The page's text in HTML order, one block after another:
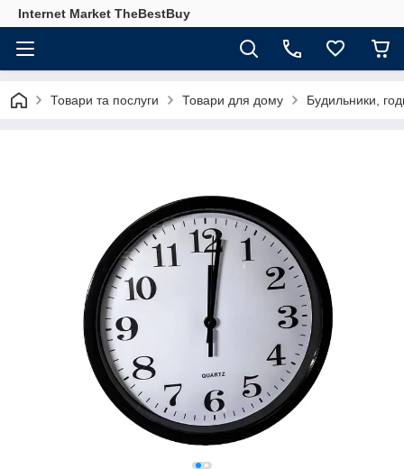
Internet Market TheBestBuy
Товари та послуги Товари для дому Будильники,